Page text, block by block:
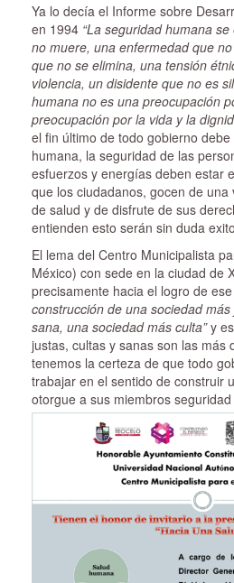
Ya lo decía el Informe sobre
en 1994 “La seguridad humana
no muere, una enfermedad que
que no se elimina, una tensión
violencia, un disidente que no es
humana no es una preocupación
preocupación por la vida y la
el fin último de todo gobierno
humana, la seguridad de las
esfuerzos y energías deben estar
que los ciudadanos, gocen de
de salud y de disfrute de sus
entienden esto serán sin duda
El lema del Centro Municipalista
México) con sede en la ciudad de
precisamente hacia el logro de
construcción de una sociedad
sana, una sociedad más culta”y
justas, cultas y sanas son las más
tenemos la certeza de que todo
trabajar en el sentido de construir
otorgue a sus miembros